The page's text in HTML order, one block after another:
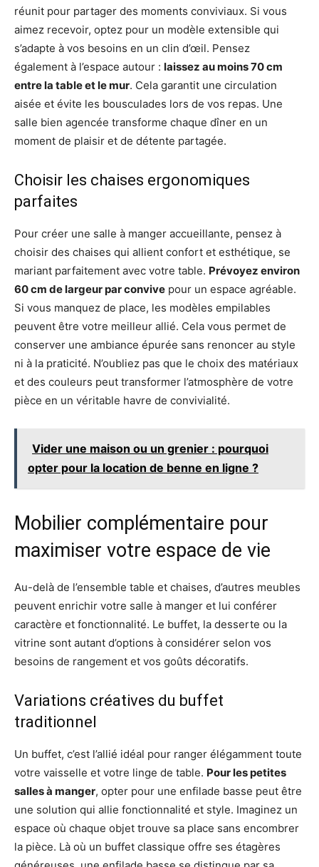
réunit pour partager des moments conviviaux. Si vous
aimez recevoir, optez pour un modèle extensible qui
s’adapte à vos besoins en un clin d’œil. Pensez
également à l’espace autour : laissez au moins 70 cm
entre la table et le mur. Cela garantit une circulation
aisée et évite les bousculades lors de vos repas. Une
salle bien agencée transforme chaque dîner en un
moment de plaisir et de détente partagée.
Choisir les chaises ergonomiques
parfaites
Pour créer une salle à manger accueillante, pensez à
choisir des chaises qui allient confort et esthétique, se
mariant parfaitement avec votre table. Prévoyez environ
60 cm de largeur par convive pour un espace agréable.
Si vous manquez de place, les modèles empilables
peuvent être votre meilleur allié. Cela vous permet de
conserver une ambiance épurée sans renoncer au style
ni à la praticité. N’oubliez pas que le choix des matériaux
et des couleurs peut transformer l’atmosphère de votre
pièce en un véritable havre de convivialité.
Vider une maison ou un grenier : pourquoi
opter pour la location de benne en ligne ?
Mobilier complémentaire pour
maximiser votre espace de vie
Au-delà de l’ensemble table et chaises, d’autres meubles
peuvent enrichir votre salle à manger et lui conférer
caractère et fonctionnalité. Le buffet, la desserte ou la
vitrine sont autant d’options à considérer selon vos
besoins de rangement et vos goûts décoratifs.
Variations créatives du buffet
traditionnel
Un buffet, c’est l’allié idéal pour ranger élégamment toute
votre vaisselle et votre linge de table. Pour les petites
salles à manger, opter pour une enfilade basse peut être
une solution qui allie fonctionnalité et style. Imaginez un
espace où chaque objet trouve sa place sans encombrer
la pièce. Là où un buffet classique offre ses étagères